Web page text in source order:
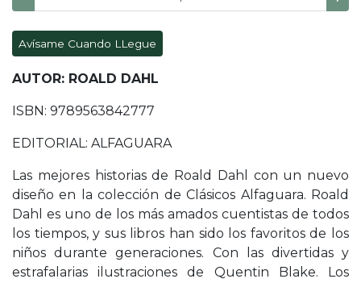
Avísame Cuando LLegue
AUTOR: ROALD DAHL
ISBN: 9789563842777
EDITORIAL: ALFAGUARA
Las mejores historias de Roald Dahl con un nuevo
diseño en la colección de Clásicos Alfaguara. Roald
Dahl es uno de los más amados cuentistas de todos
los tiempos, y sus libros han sido los favoritos de los
niños durante generaciones. Con las divertidas y
estrafalarias ilustraciones de Quentin Blake. Los